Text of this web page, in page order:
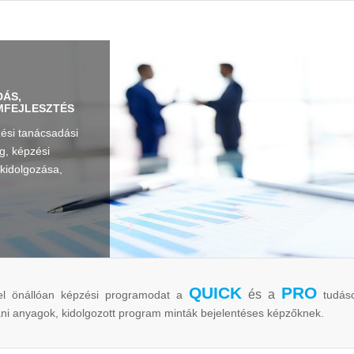
tanácsadási
képzési
önállóan képzési programodat a QUICK és a PRO
anyagok, kidolgozott program minták bejelentéses képzőknek.